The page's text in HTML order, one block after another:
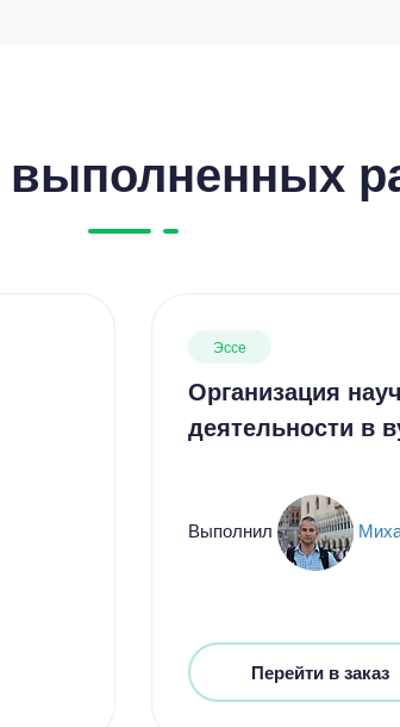
Эссе
Организация
деятельности в
Выполнил
Перейти в заказ